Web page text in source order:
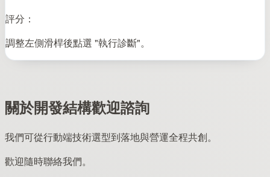
評分：
調整左側滑桿後點選 "執行診斷"。
關於開發結構歡迎諮詢
我們可從行動端技術選型到落地與營運全程共創。
歡迎隨時聯絡我們。